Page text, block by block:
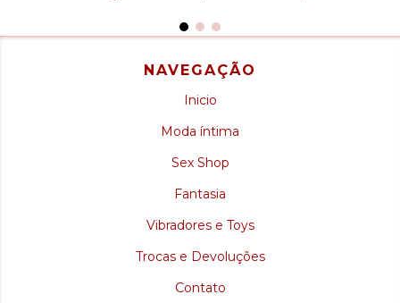
NAVEGAÇÃO
Inicio
Moda íntima
Sex Shop
Fantasia
Vibradores e Toys
Trocas e Devoluções
Contato